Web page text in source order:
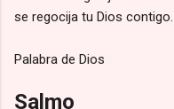
se regocija tu Dios contigo.
Palabra de Dios
Salmo